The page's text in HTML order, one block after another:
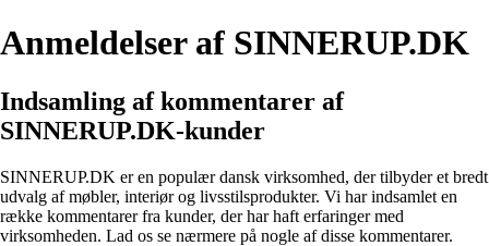
Anmeldelser af SINNERUP.DK
Indsamling af kommentarer af
SINNERUP.DK-kunder
SINNERUP.DK er en populær dansk virksomhed, der tilbyder et bredt
udvalg af møbler, interiør og livsstilsprodukter. Vi har indsamlet en
række kommentarer fra kunder, der har haft erfaringer med
virksomheden. Lad os se nærmere på nogle af disse kommentarer.